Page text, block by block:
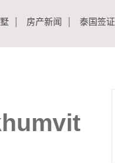
房产新闻 泰国签证